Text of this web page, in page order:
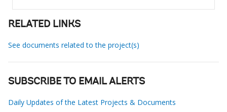
RELATED LINKS
See documents related to the project(s)
SUBSCRIBE TO EMAIL ALERTS
Daily Updates of the Latest Projects & Documents